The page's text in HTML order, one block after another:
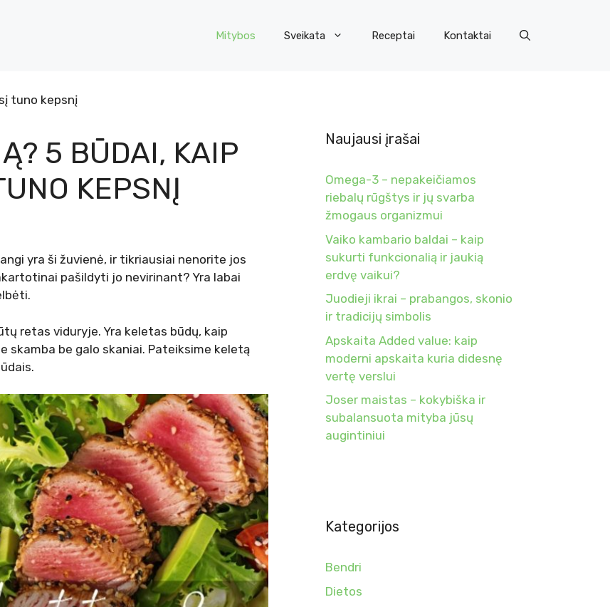
Mitybos Sveikata Receptai Kontaktai
5 BŪDAI, KAIP
KEPSNĮ
yra ši žuvienė, ir tikriausiai nenorite jos
pašildyti jo nevirinant? Yra labai
retas viduryje. Yra keletas būdų, kaip
skamba be galo skaniai. Pateiksime keletą
Naujausi įrašai
Omega-3 – nepakeičiamos
riebalų rūgštys ir jų svarba
žmogaus organizmui
Vaiko kambario baldai – kaip
sukurti funkcionalią ir jaukią
erdvę vaikui?
Juodieji ikrai – prabangos, skonio
ir tradicijų simbolis
Apskaita Added value: kaip
moderni apskaita kuria didesnę
vertę verslui
Joser maistas – kokybiška ir
subalansuota mityba jūsų
augintiniui
Kategorijos
Bendri
Dietos